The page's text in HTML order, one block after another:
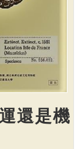
還是機